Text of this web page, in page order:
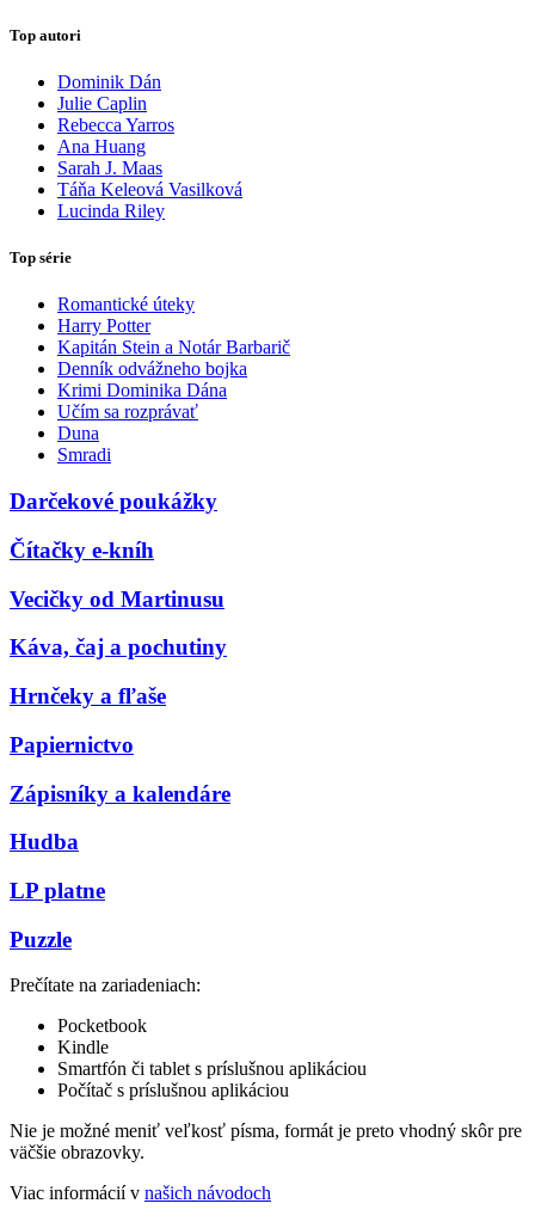
Top autori
Dominik Dán
Julie Caplin
Rebecca Yarros
Ana Huang
Sarah J. Maas
Táňa Keleová Vasilková
Lucinda Riley
Top série
Romantické úteky
Harry Potter
Kapitán Stein a Notár Barbarič
Denník odvážneho bojka
Krimi Dominika Dána
Učím sa rozprávať
Duna
Smradi
Darčekové poukážky
Čítačky e-kníh
Vecičky od Martinusu
Káva, čaj a pochutiny
Hrnčeky a fľaše
Papiernictvo
Zápisníky a kalendáre
Hudba
LP platne
Puzzle
Prečítate na zariadeniach:
Pocketbook
Kindle
Smartfón či tablet s príslušnou aplikáciou
Počítač s príslušnou aplikáciou
Nie je možné meniť veľkosť písma, formát je preto vhodný skôr pre
väčšie obrazovky.
Viac informácií v našich návodoch